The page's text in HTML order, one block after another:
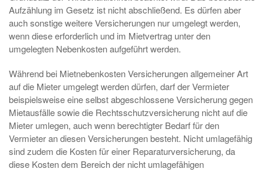
Aufzählung im Gesetz ist nicht abschließend. Es dürfen aber
auch sonstige weitere Versicherungen nur umgelegt werden,
wenn diese erforderlich und im Mietvertrag unter den
umgelegten Nebenkosten aufgeführt werden.
Während bei Mietnebenkosten Versicherungen allgemeiner Art
auf die Mieter umgelegt werden dürfen, darf der Vermieter
beispielsweise eine selbst abgeschlossene Versicherung gegen
Mietausfälle sowie die Rechtsschutzversicherung nicht auf die
Mieter umlegen, auch wenn berechtigter Bedarf für den
Vermieter an diesen Versicherungen besteht. Nicht umlagefähig
sind zudem die Kosten für einer Reparaturversicherung, da
diese Kosten dem Bereich der nicht umlagefähigen